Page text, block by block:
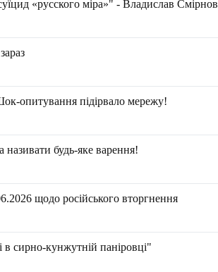
«русского міра»" - Владислав Смірнов
опитування підірвало мережу!
будь-яке варення!
щодо російського вторгнення
сирно-кунжутній паніровці"